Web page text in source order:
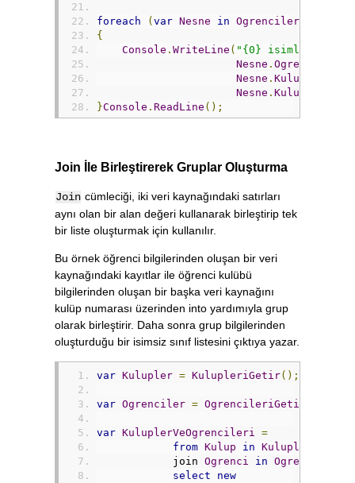
foreach ( var Nesne in
{
Console . WriteLine ( "{0} isimli öğrenci
Nesne . OgrenciAdi
Nesne . KulupAdi
Nesne .
}Console . ReadLine ();
Join İle Birleştirerek Gruplar Oluşturma
Join cümleciği, iki veri kaynağındaki satırları
aynı olan bir alan değeri kullanarak birleştirip tek
bir liste oluşturmak için kullanılır.
Bu örnek öğrenci bilgilerinden oluşan bir veri
kaynağındaki kayıtlar ile öğrenci kulübü
bilgilerinden oluşan bir başka veri kaynağını
kulüp numarası üzerinden into yardımıyla grup
olarak birleştirir. Daha sonra grup bilgilerinden
oluşturduğu bir isimsiz sınıf listesini çıktıya yazar.
var Kulupler = KulupleriGetir();
var Ogrenciler = OgrencileriGetir
var KuluplerVeOgrencileri =
from Kulup in Kulupler
            join
Ogrenci in Ogrenciler
select
new